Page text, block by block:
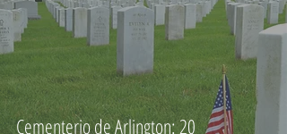
Cementerio de Arlington: 20